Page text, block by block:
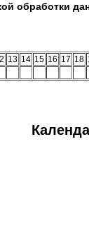
обработки
13 14 15 16 17 18